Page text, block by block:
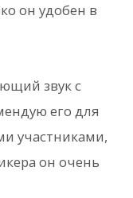
он удобен в
звук с
его для
участниками,
он очень